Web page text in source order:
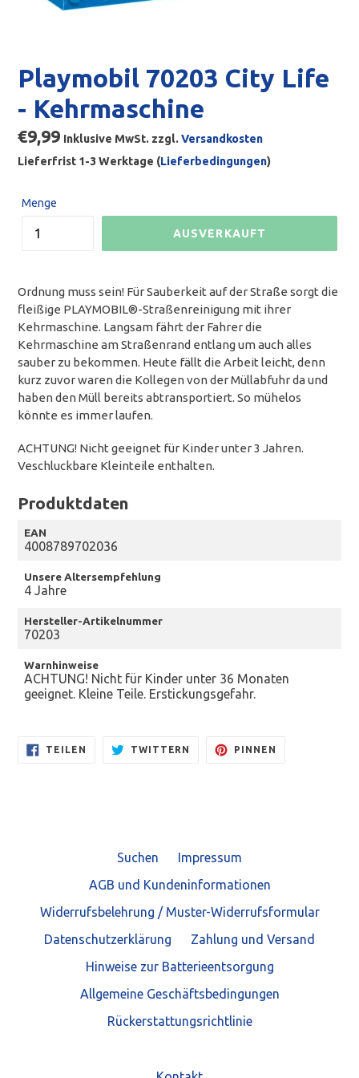
Playmobil 70203 City Life
- Kehrmaschine
Normaler
Preis
€9,99 Inklusive MwSt. zzgl.Versandkosten
Lieferfrist 1-3 Werktage (Lieferbedingungen)
Menge
AUSVERKAUFT
Ordnung muss sein! Für Sauberkeit auf der Straße sorgt die
fleißige PLAYMOBIL®-Straßenreinigung mit ihrer
Kehrmaschine. Langsam fährt der Fahrer die
Kehrmaschine am Straßenrand entlang um auch alles
sauber zu bekommen. Heute fällt die Arbeit leicht, denn
kurz zuvor waren die Kollegen von der Müllabfuhr da und
haben den Müll bereits abtransportiert. So mühelos
könnte es immer laufen.
ACHTUNG! Nicht geeignet für Kinder unter 3 Jahren.
Veschluckbare Kleinteile enthalten.
Produktdaten
EAN
4008789702036
Unsere Altersempfehlung
4 Jahre
Hersteller-Artikelnummer
70203
Warnhinweise
ACHTUNG! Nicht für Kinder unter 36 Monaten
geeignet. Kleine Teile. Erstickungsgefahr.
TEILEN
FACEBOOK
TWITTERN
TWITTER
PINNEN
Suchen
Impressum
AGB und Kundeninformationen
Widerrufsbelehrung / Muster-Widerrufsformular
Datenschutzerklärung
Zahlung und Versand
Hinweise zur Batterieentsorgung
Allgemeine Geschäftsbedingungen
Rückerstattungsrichtlinie